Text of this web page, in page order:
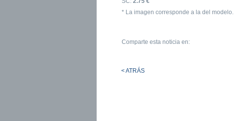
* La imagen corresponde a la del modelo.
Comparte esta noticia en:
< ATRÁS